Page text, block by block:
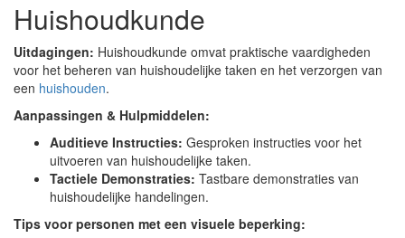
Huishoudkunde
Uitdagingen: Huishoudkunde omvat praktische vaardigheden
voor het beheren van huishoudelijke taken en het verzorgen van
een huishouden.
Aanpassingen & Hulpmiddelen:
Auditieve Instructies: Gesproken instructies voor het
uitvoeren van huishoudelijke taken.
Tactiele Demonstraties: Tastbare demonstraties van
huishoudelijke handelingen.
Tips voor personen met een visuele beperking: